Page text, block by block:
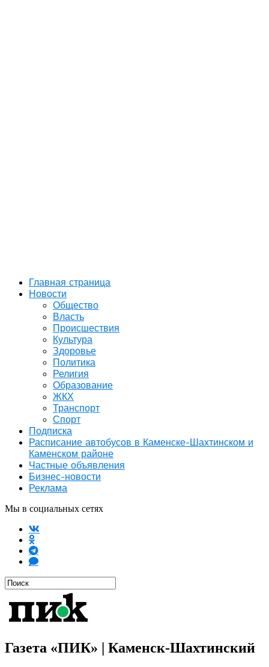
Главная страница
Новости
Общество
Власть
Происшествия
Культура
Здоровье
Политика
Религия
Образование
ЖКХ
Транспорт
Спорт
Подписка
Расписание автобусов в Каменске-Шахтинском и
Каменском районе
Частные объявления
Бизнес-новости
Реклама
Мы в социальных сетях
Газета «ПИК» | Каменск-Шахтинский